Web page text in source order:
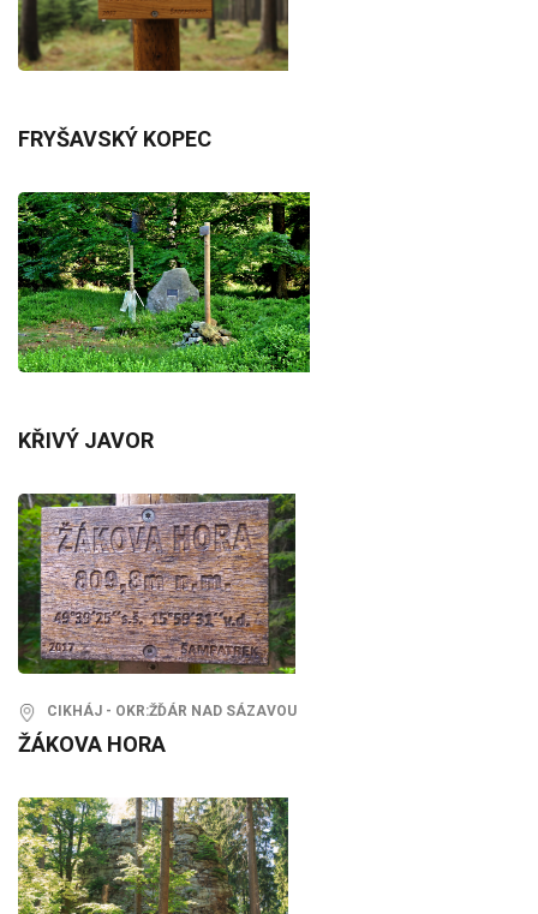
FRYŠAVSKÝ KOPEC
KŘIVÝ JAVOR
CIKHÁJ - OKR:ŽĎÁR NAD SÁZAVOU
ŽÁKOVA HORA